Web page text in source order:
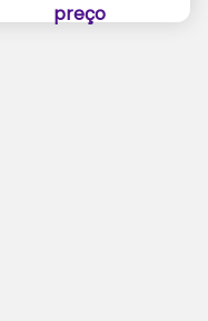
preço